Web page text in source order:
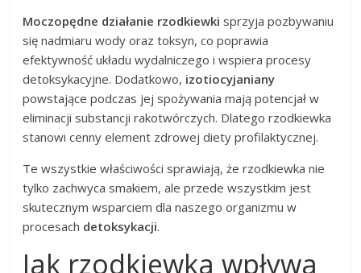
Moczopędne działanie rzodkiewki sprzyja pozbywaniu
się nadmiaru wody oraz toksyn, co poprawia
efektywność układu wydalniczego i wspiera procesy
detoksykacyjne. Dodatkowo, izotiocyjaniany
powstające podczas jej spożywania mają potencjał w
eliminacji substancji rakotwórczych. Dlatego rzodkiewka
stanowi cenny element zdrowej diety profilaktycznej.
Te wszystkie właściwości sprawiają, że rzodkiewka nie
tylko zachwyca smakiem, ale przede wszystkim jest
skutecznym wsparciem dla naszego organizmu w
procesach detoksykacji.
Jak rzodkiewka wpływa